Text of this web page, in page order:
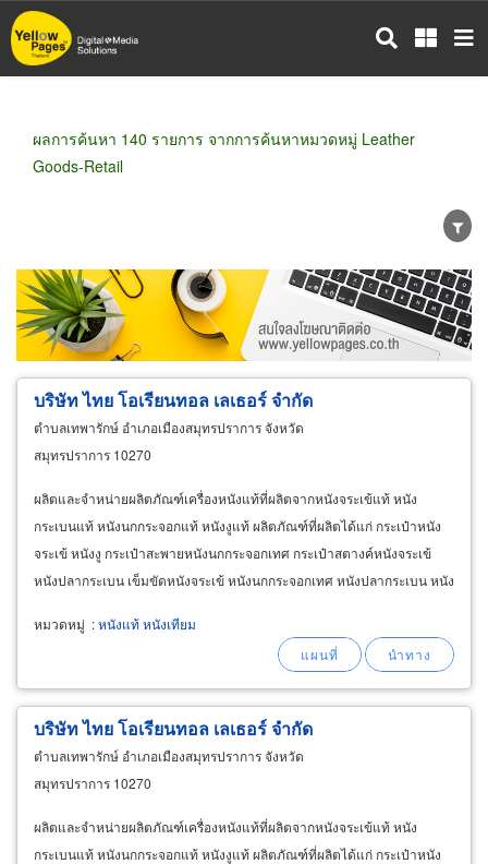
ข้าม
ไป
ผลการค้นหา 140 รายการ จากการค้นหาหมวดหมู่ Leather
Goods-Retail
ขายส่ง ขายปลีก ผู้ผลิต
ตัวแทนจัดจำหน่าย
ผู้ส่งออก/นำเข้า
ธุรกิจบริการ
บริษัท ไทย โอเรียนทอล เลเธอร์ จำกัด
ตำบลเทพารักษ์ อำเภอเมืองสมุทรปราการ จังหวัด
สมุทรปราการ 10270
ผลิตและจำหน่ายผลิตภัณฑ์เครื่องหนังแท้ที่ผลิตจากหนังจระเข้แท้ หนัง
กระเบนแท้ หนังนกกระจอกแท้ หนังงูแท้ ผลิตภัณฑ์ที่ผลิตได้แก่ กระเป๋าหนัง
จระเข้ หนังงู กระเป๋าสะพายหนังนกกระจอกเทศ กระเป๋าสตางค์หนังจระเข้
หนังปลากระเบน เข็มขัดหนังจระเข้ หนังนกกระจอกเทศ หนังปลากระเบน หนัง
หมวดหมู่ :หนังแท้ หนังเทียม
บริษัท ไทย โอเรียนทอล เลเธอร์ จำกัด
ตำบลเทพารักษ์ อำเภอเมืองสมุทรปราการ จังหวัด
สมุทรปราการ 10270
ผลิตและจำหน่ายผลิตภัณฑ์เครื่องหนังแท้ที่ผลิตจากหนังจระเข้แท้ หนัง
กระเบนแท้ หนังนกกระจอกแท้ หนังงูแท้ ผลิตภัณฑ์ที่ผลิตได้แก่ กระเป๋าหนัง